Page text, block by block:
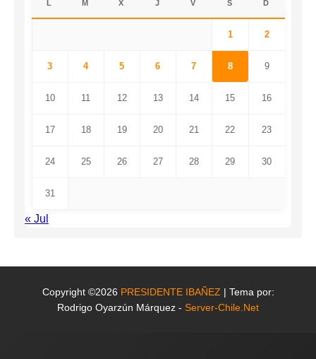
L M X J V S D
1 2
3 4 5 6 7 8 9
10 11 12 13 14 15 16
17 18 19 20 21 22 23
24 25 26 27 28 29 30
31
« Jul
Copyright ©2026 PRESIDENTE IBAÑEZ | Tema por:
Rodrigo Oyarzún Márquez - Server-Chile.Net